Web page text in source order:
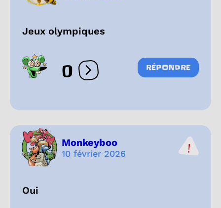
Jeux olympiques
0 Ouvrir les réactions
RÉPONDRE
Monkeyboo
10 février 2026
Oui